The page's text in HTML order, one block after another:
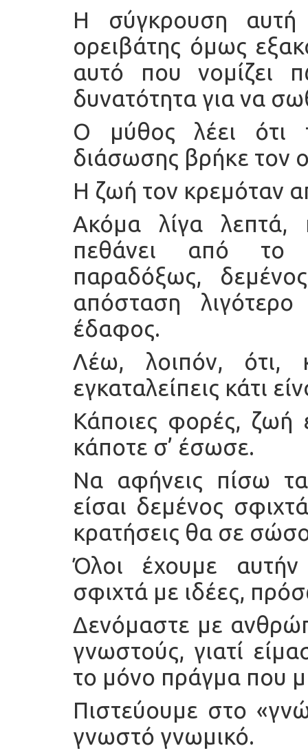
Η σύγκρουση αυτή
ορειβάτης όμως
αυτό που νομίζει
δυνατότητα για να
Ο μύθος λέει
διάσωσης βρήκε τον
Η ζωή τον κρεμόταν
Ακόμα λίγα λεπτά,
πεθάνει από το
παραδόξως,
απόσταση
έδαφος.
Λέω, λοιπόν,
εγκαταλείπεις κάτι
Κάποιες φορές, ζωή
κάποτε σ’ έσωσε.
Να αφήνεις πίσω
είσαι δεμένος
κρατήσεις θα σε
Όλοι έχουμε
σφιχτά με ιδέες,
Δενόμαστε με
γνωστούς, γιατί
το μόνο πράγμα που
Πιστεύουμε στο
γνωστό γνωμικό.